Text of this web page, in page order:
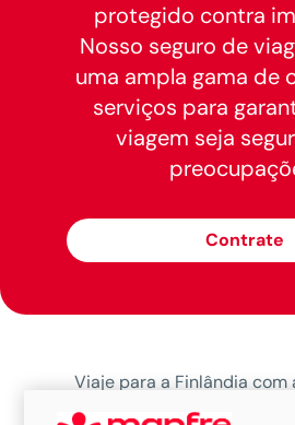
protegido contra
Nosso seguro de
uma ampla gama de
serviços para
viagem seja
Contrate
Viaje para a Finlândia com
suporte completo. Nosso